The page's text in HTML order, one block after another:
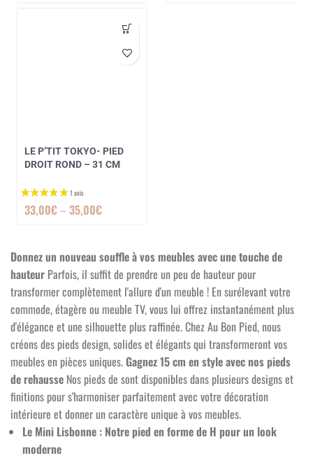
LE P’TIT TOKYO- PIED
DROIT ROND – 31 CM
33,00€–35,00€
Donnez un nouveau souffle à vos meubles avec une touche de
hauteur Parfois, il suffit de prendre un peu de hauteur pour
transformer complètement l'allure d'un meuble ! En surélevant votre
commode, étagère ou meuble TV, vous lui offrez instantanément plus
d'élégance et une silhouette plus raffinée. Chez Au Bon Pied, nous
créons des pieds design, solides et élégants qui transformeront vos
meubles en pièces uniques.Gagnez 15 cm en style avec nos pieds
de rehausse Nos pieds de sont disponibles dans plusieurs designs et
finitions pour s'harmoniser parfaitement avec votre décoration
intérieure et donner un caractère unique à vos meubles.
Le Mini Lisbonne : Notre pied en forme de H pour un look
moderne